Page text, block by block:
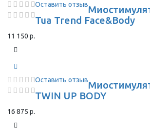
Оставить отзыв
Tua Trend Face&Body
11 150 р.
Оставить отзыв
TWIN UP BODY
16 875 р.